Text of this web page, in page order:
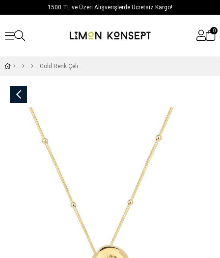
1500 TL ve Üzeri Alışverişlerde Ücretsiz Kargo!
0
Gold Renk Çelik Balon C Harfi Kolye